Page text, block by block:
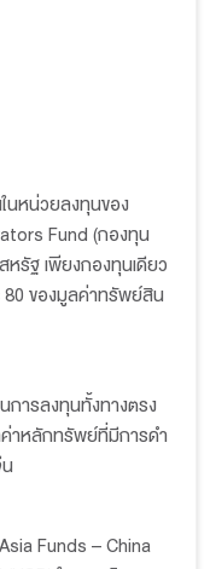
นหน่วยลงทุนของ
Fund (กองทุน
รัฐ เพียงกองทุนเดียว
80 ของมูลค่าทรัพย์สิน
การลงทุนทั้งทางตรง
าหลักทรัพย์ที่มีการดํา
Funds – China